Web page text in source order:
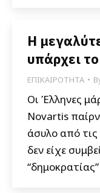
Η
υπάρχει
ΕΠΙΚΑΙΡΟΤΗΤΑ
Οι Έλληνες
Novartis
άσυλο από
δεν είχε
“δημοκρατίας”